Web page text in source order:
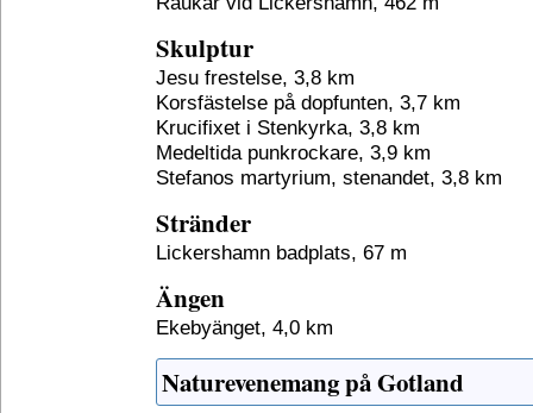
Skulptur
Jesu frestelse, 3,8 km
Korsfästelse på dopfunten, 3,7 km
Krucifixet i Stenkyrka, 3,8 km
Medeltida punkrockare, 3,9 km
Stefanos martyrium, stenandet, 3,8 km
Stränder
Lickershamn badplats, 67 m
Ängen
Ekebyänget, 4,0 km
Naturevenemang på Gotland